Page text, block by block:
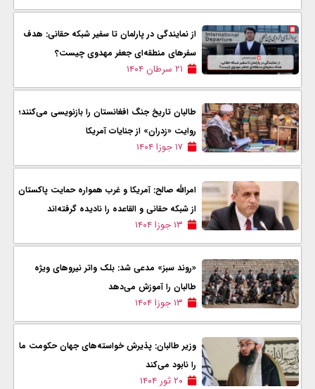
از نمایندگی در پارلمان تا سفیر شبکه حقانی: هدف
سفر‌های منطقه‌ای جعفر مهدوی چیست؟
۲۱ سرطان ۱۴۰۴
طالبان تاریخ جنگ افغانستان را بازنویسی می‌کنند؛
روایت «زدران» از جنایات آمریکا
۱۷ جوزا ۱۴۰۴
امرالله صالح: آمریکا و غرب همواره حمایت پاکستان
از شبکه حقانی و القاعده را نادیده گرفته‌اند
۱۳ جوزا ۱۴۰۴
«روند سبز» مدعی شد: بلک واتر نیروهای ویژه
طالبان را آموزش می‌دهد
۱۳ جوزا ۱۴۰۴
وزیر طالبان: پذیرش خواسته‌های جهان حکومت ما
را نابود می‌کند
۲۰ ثور ۱۴۰۴